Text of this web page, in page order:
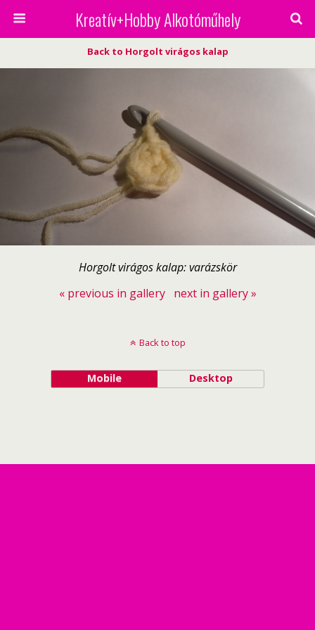
Kreatív+Hobby Alkotóműhely
Back to Horgolt virágos kalap
Horgolt virágos kalap: varázskör
« previous in gallery
next in gallery »
Back to top
Mobile Desktop